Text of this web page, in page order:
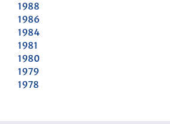
1988
1986
1984
1981
1980
1979
1978